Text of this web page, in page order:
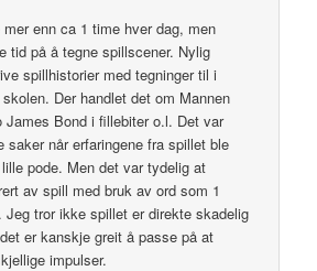
enn ca 1 time hver dag, men
tid på å tegne spillscener. Nylig
spillhistorier med tegninger til i
Der handlet det om Mannen
James Bond i fillebiter o.l. Det var
saker når erfaringene fra spillet ble
pode. Men det var tydelig at
av spill med bruk av ord som 1
Jeg tror ikke spillet er direkte skadelig
er kanskje greit å passe på at
impulser.